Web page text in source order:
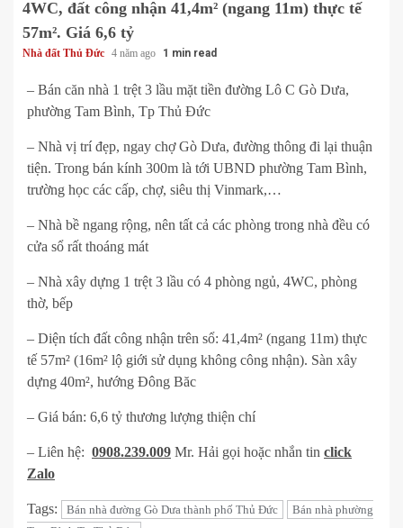
4WC, đất công nhận 41,4m² (ngang 11m) thực tế
57m². Giá 6,6 tỷ
Nhà đất Thủ Đức 4 năm ago 1 min read
– Bán căn nhà 1 trệt 3 lầu mặt tiền đường Lô C Gò Dưa,
phường Tam Bình, Tp Thủ Đức
– Nhà vị trí đẹp, ngay chợ Gò Dưa, đường thông đi lại thuận
tiện. Trong bán kính 300m là tới UBND phường Tam Bình,
trường học các cấp, chợ, siêu thị Vinmark,…
– Nhà bề ngang rộng, nên tất cả các phòng trong nhà đều có
cửa sổ rất thoáng mát
– Nhà xây dựng 1 trệt 3 lầu có 4 phòng ngủ, 4WC, phòng
thờ, bếp
– Diện tích đất công nhận trên sổ: 41,4m² (ngang 11m) thực
tế 57m² (16m² lộ giới sử dụng không công nhận). Sàn xây
dựng 40m², hướng Đông Băc
– Giá bán: 6,6 tỷ thương lượng thiện chí
– Liên hệ: 0908.239.009 Mr. Hải gọi hoặc nhắn tin click
Zalo
Tags: Bán nhà đường Gò Dưa thành phố Thủ Đức
Bán nhà phường